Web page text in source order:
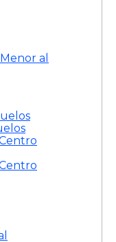
al